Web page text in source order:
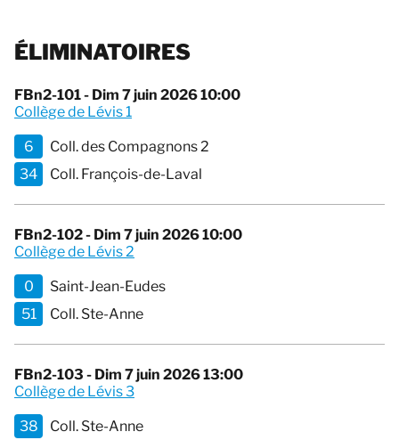
ÉLIMINATOIRES
FBn2-101 - Dim 7 juin 2026 10:00
Collège de Lévis 1
6
Coll. des Compagnons 2
34
Coll. François-de-Laval
FBn2-102 - Dim 7 juin 2026 10:00
Collège de Lévis 2
0
Saint-Jean-Eudes
51
Coll. Ste-Anne
FBn2-103 - Dim 7 juin 2026 13:00
Collège de Lévis 3
38
Coll. Ste-Anne